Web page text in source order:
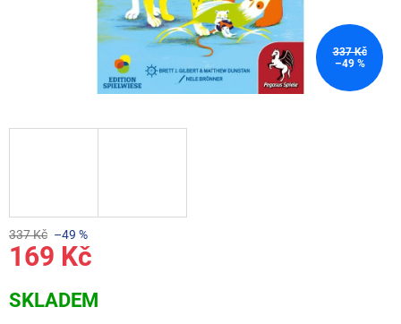
337 Kč
–49 %
337 Kč –49 %
169 Kč
cena:
SKLADEM